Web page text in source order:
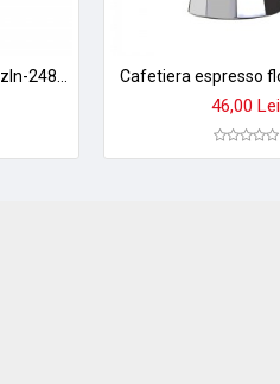
Cafetiera espresso floria zln-2485 din aluminiu - 150ml, 3 cesti, design elegant argintiu
46,00 Lei